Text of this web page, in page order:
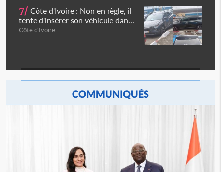
7/ Côte d'Ivoire : Non en règle, il
tente d'insérer son véhicule dan...
Côte d'Ivoire
COMMUNIQUÉS